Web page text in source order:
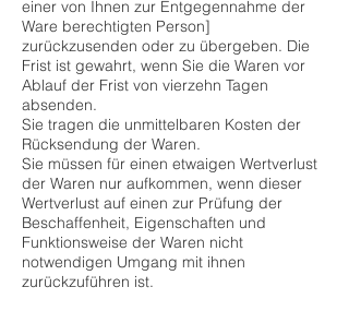
einer von Ihnen zur Entgegennahme der
Ware berechtigten Person]
zurückzusenden oder zu übergeben. Die
Frist ist gewahrt, wenn Sie die Waren vor
Ablauf der Frist von vierzehn Tagen
absenden.
Sie tragen die unmittelbaren Kosten der
Rücksendung der Waren.
Sie müssen für einen etwaigen Wertverlust
der Waren nur aufkommen, wenn dieser
Wertverlust auf einen zur Prüfung der
Beschaffenheit, Eigenschaften und
Funktionsweise der Waren nicht
notwendigen Umgang mit ihnen
zurückzuführen ist.